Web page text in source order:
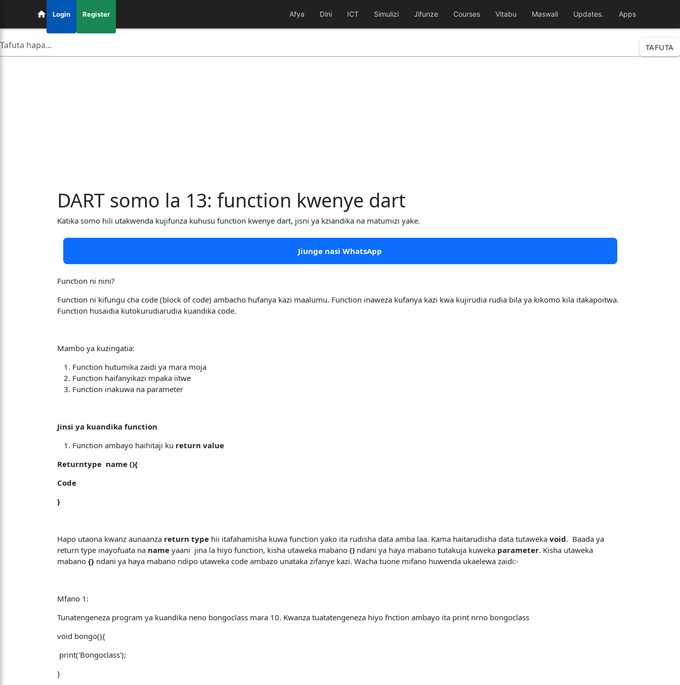
Login Register Afya Dini ICT Simulizi Jifunze Courses Vitabu Maswali Updates. Apps
TAFUTA
DART somo la 13: function kwenye dart
Katika somo hili utakwenda kujifunza kuhusu function kwenye dart, jisni ya kziandika na matumizi yake.
Jiunge nasi WhatsApp
Function ni nini?
Function ni kifungu cha code (block of code) ambacho hufanya kazi maalumu. Function inaweza kufanya kazi kwa kujirudia rudia bila ya kikomo kila itakapoitwa.
Function husaidia kutokurudiarudia kuandika code.
Mambo ya kuzingatia:
Function hutumika zaidi ya mara moja
Function haifanyikazi mpaka iitwe
Function inakuwa na parameter
Jinsi ya kuandika function
Function ambayo haihitaji ku return value
Returntype name (){
Code
}
Hapo utaona kwanz aunaanza return type hii itafahamisha kuwa function yako ita rudisha data amba laa. Kama haitarudisha data tutawekavoid. Baada ya
return type inayofuata na nameyaani jina la hiyo function, kisha utaweka mabano() ndani ya haya mabano tutakuja kuweka parameter. Kisha utaweka
mabano{} ndani ya haya mabano ndipo utaweka code ambazo unataka zifanye kazi. Wacha tuone mifano huwenda ukaelewa zaidi:-
Mfano 1:
Tunatengeneza program ya kuandika neno bongoclass mara 10. Kwanza tuatatengeneza hiyo fnction ambayo ita print nrno bongoclass
void bongo(){
print('Bongoclass');
}